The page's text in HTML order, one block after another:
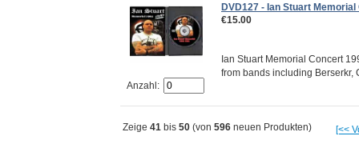
Anzahl:
DVD127 - Ian Stuart
€15.00
Ian Stuart Memorial Concert
from bands including Berserkr,
Zeige 41 bis 50 (von 596 neuen Produkten) [<<